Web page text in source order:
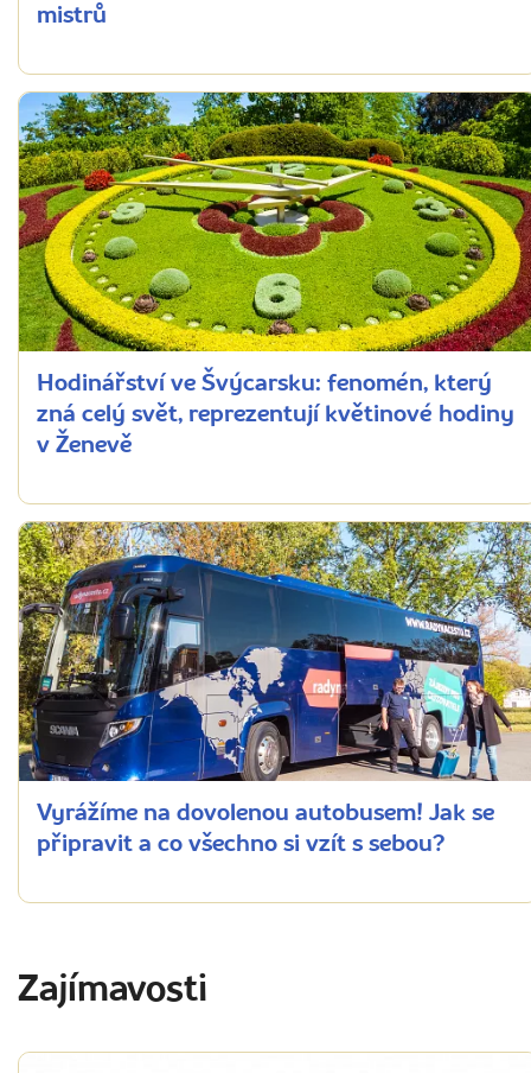
mistrů
Hodinářství ve Švýcarsku: fenomén, který
zná celý svět, reprezentují květinové hodiny
v Ženevě
Vyrážíme na dovolenou autobusem! Jak se
připravit a co všechno si vzít s sebou?
Zajímavosti